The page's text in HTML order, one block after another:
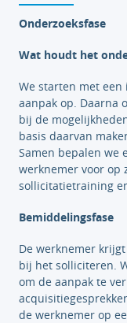
Onderzoeksfase
Wat houdt het
We starten met
aanpak op. Daarna
bij de
basis daarvan
Samen bepalen we
werknemer voor op
sollicitatietraining
Bemiddelingsfase
De werknemer
bij het solliciteren.
om de aanpak te
de werknemer op